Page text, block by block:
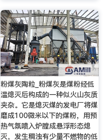
粉煤灰陶粒_粉煤灰是煤粉经低
温熄灭后构成的一种似火山灰质
夹杂。它是熄灭煤的发电厂将煤
磨成100微米以下的煤粉，用预
热气氛喷入炉膛成悬浮形态熄
灭，发生稠浊有少量不燃物的低